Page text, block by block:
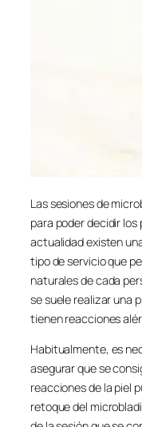
Las sesiones de
para poder decidir los
actualidad existen
tipo de servicio que
naturales de cada
se suele realizar una
tienen reacciones
Habitualmente, es
asegurar que se
reacciones de la piel
retoque del